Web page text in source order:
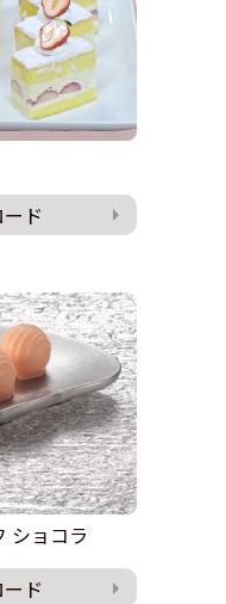
ド
ショコラ
ド